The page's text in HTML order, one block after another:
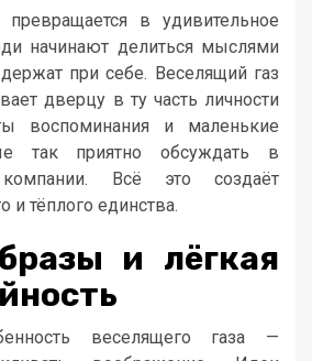
в удивительное
начинают делиться мыслями
при себе. Веселящий газ
дверцу в ту часть личности
воспоминания и маленькие
так приятно обсуждать в
компании. Всё это создаёт
и тёплого единства.
и лёгкая
веселящего газа —